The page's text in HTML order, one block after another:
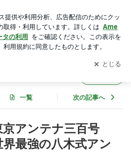
えきれない！ | 東京スカイツリーフ
ブログの更新通知
を受け取りまし
開く
一覧 次の記事へ
京アンテナ三百号
界最強の八木式アン